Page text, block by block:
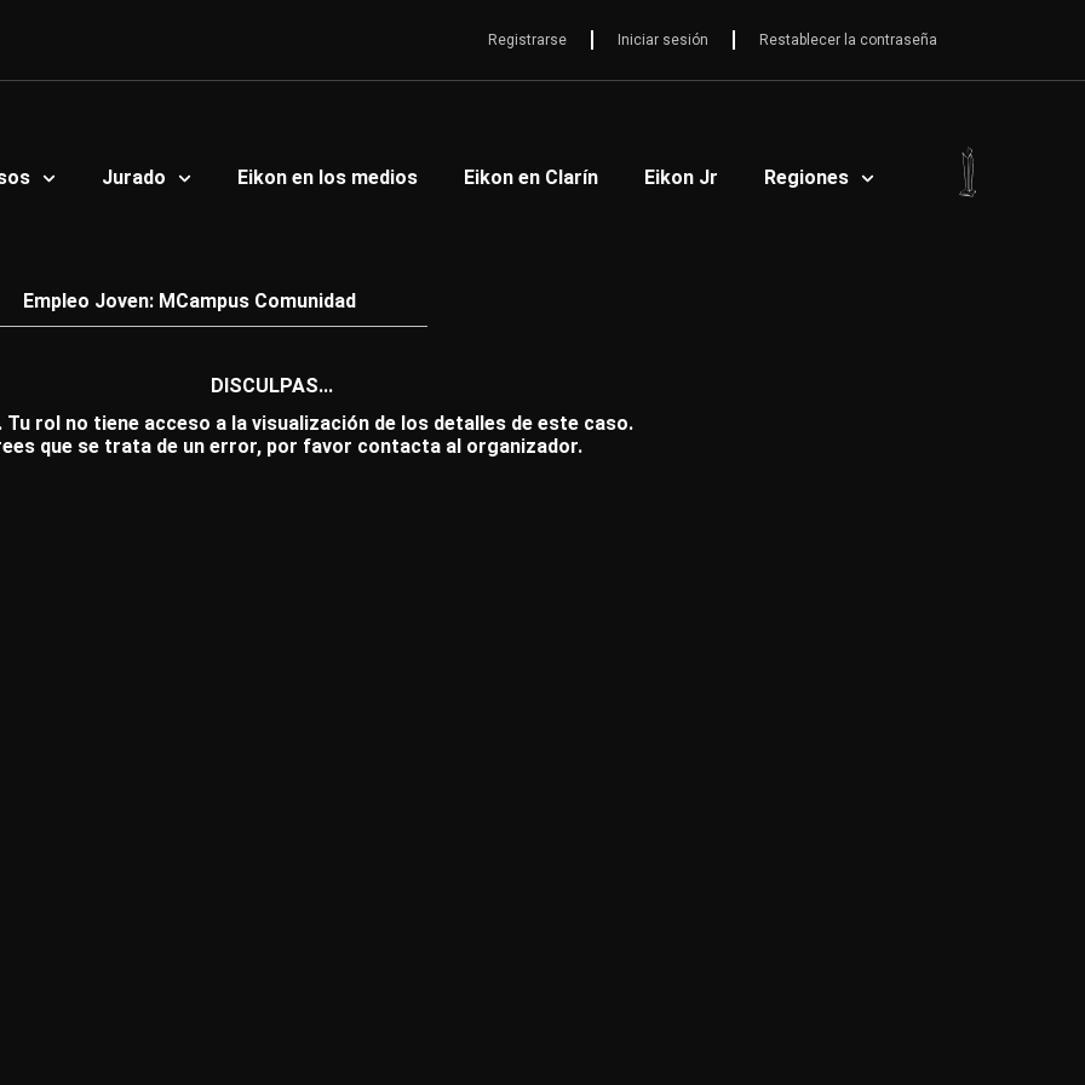
Registrarse Iniciar sesión Restablecer la contraseña
Jurado Eikon en los medios Eikon en Clarín Eikon Jr Regiones
Empleo Joven: MCampus Comunidad
DISCULPAS...
Tu rol no tiene acceso a la visualización de los detalles de este caso.
que se trata de un error, por favor contacta al organizador.